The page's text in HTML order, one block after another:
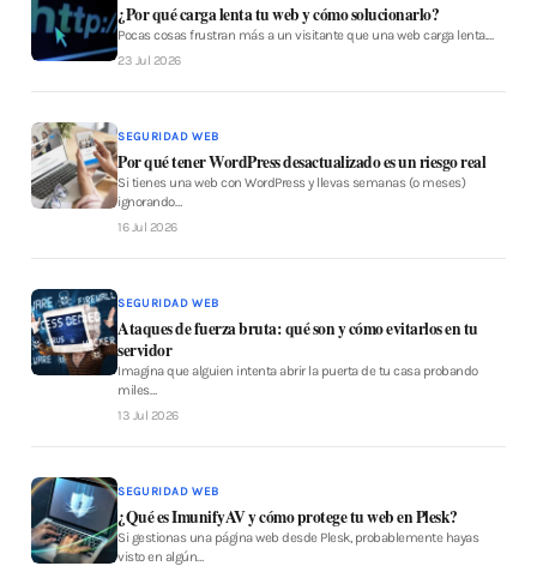
¿Por qué carga lenta tu web y cómo solucionarlo?
Pocas cosas frustran más a un visitante que una web carga lenta.…
23 Jul 2026
SEGURIDAD WEB
Por qué tener WordPress desactualizado es un riesgo real
Si tienes una web con WordPress y llevas semanas (o meses)
ignorando…
16 Jul 2026
SEGURIDAD WEB
Ataques de fuerza bruta: qué son y cómo evitarlos en tu
servidor
Imagina que alguien intenta abrir la puerta de tu casa probando
miles…
13 Jul 2026
SEGURIDAD WEB
¿Qué es ImunifyAV y cómo protege tu web en Plesk?
Si gestionas una página web desde Plesk, probablemente hayas
visto en algún…